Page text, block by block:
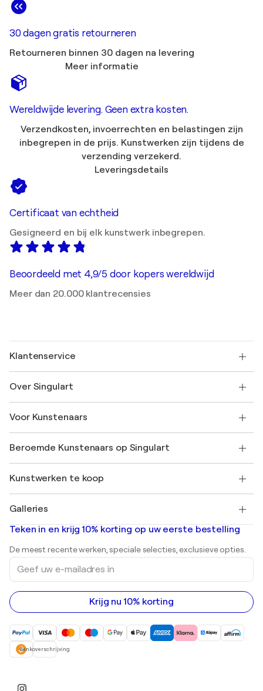
30 dagen gratis retourneren
Retourneren binnen 30 dagen na levering
Meer informatie
Wereldwijde levering. Geen extra kosten.
Verzendkosten, invoerrechten en belastingen zijn
inbegrepen in de prijs. Kunstwerken zijn tijdens de
verzending verzekerd.
Leveringsdetails
Certificaat van echtheid
Gesigneerd en bij elk kunstwerk inbegrepen.
Beoordeeld met 4,9/5 door kopers wereldwijd
Meer dan 20.000 klantrecensies
Klantenservice
Verzenden
SINGULART Cadeaubon
Neem deel aan ons handelsprogramma
Mijn Account
+31 20 241 4758
Over Singulart
Veelgestelde Vragen
Singulart Magazine
Werken bij SINGULART
Ontdek gecureerde originele kunst
Voor Kunstenaars
Inloggen als Artiest
Beroemde Kunstenaars op Singulart
Marc Chagall
Banksy
Mr. Brainwash
Shepard Fairey
Kunstwerken te koop
Abstracte schilderijen te koop
Landschapsschilderijen
Beelden
Acrylverfschilderijen
Galleries
Kunstgaleries in Nederland
Teken in en krijg 10% korting op uw eerste bestelling
De meest recente werken, speciale selecties, exclusieve opties.
Geef
uw
e-
mailadres
in
Krijg nu 10% korting
Bankoverschrijving